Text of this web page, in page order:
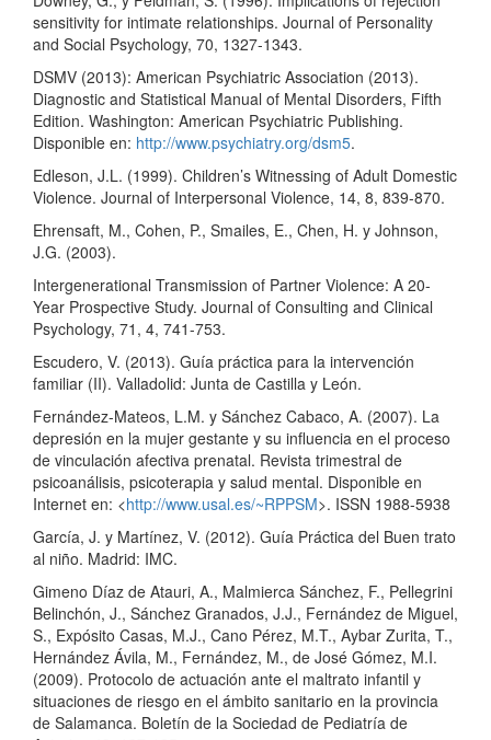
sensitivity for intimate relationships. Journal of Personality
and Social Psychology, 70, 1327-1343.
DSMV (2013): American Psychiatric Association (2013).
Diagnostic and Statistical Manual of Mental Disorders, Fifth
Edition. Washington: American Psychiatric Publishing.
Disponible en: http://www.psychiatry.org/dsm5.
Edleson, J.L. (1999). Children’s Witnessing of Adult Domestic
Violence. Journal of Interpersonal Violence, 14, 8, 839-870.
Ehrensaft, M., Cohen, P., Smailes, E., Chen, H. y Johnson,
J.G. (2003).
Intergenerational Transmission of Partner Violence: A 20-
Year Prospective Study. Journal of Consulting and Clinical
Psychology, 71, 4, 741-753.
Escudero, V. (2013). Guía práctica para la intervención
familiar (II). Valladolid: Junta de Castilla y León.
Fernández-Mateos, L.M. y Sánchez Cabaco, A. (2007). La
depresión en la mujer gestante y su influencia en el proceso
de vinculación afectiva prenatal. Revista trimestral de
psicoanálisis, psicoterapia y salud mental. Disponible en
Internet en: <http://www.usal.es/~RPPSM>. ISSN 1988-5938
García, J. y Martínez, V. (2012). Guía Práctica del Buen trato
al niño. Madrid: IMC.
Gimeno Díaz de Atauri, A., Malmierca Sánchez, F., Pellegrini
Belinchón, J., Sánchez Granados, J.J., Fernández de Miguel,
S., Expósito Casas, M.J., Cano Pérez, M.T., Aybar Zurita, T.,
Hernández Ávila, M., Fernández, M., de José Gómez, M.I.
(2009). Protocolo de actuación ante el maltrato infantil y
situaciones de riesgo en el ámbito sanitario en la provincia
de Salamanca. Boletín de la Sociedad de Pediatría de